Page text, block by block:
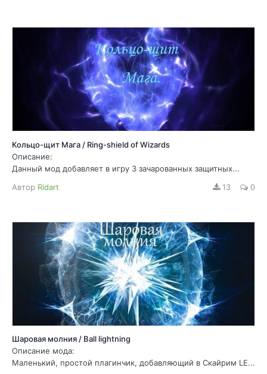
Кольцо-щит Мага / Ring-shield of Wizards
Описание:
Данный мод добавляет в игру 3 зачарованных защитных...
Автор Ridart 13 0
Шаровая молния / Ball lightning
Описание мода:
Маленький, простой плагинчик, добавляющий в Скайрим LE...